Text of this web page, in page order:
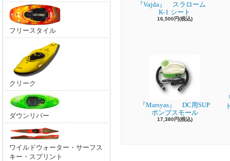
フリースタイル
クリーク
ダウンリバー
ワイルドウォーター・サーフス
キー・スプリント
『Vajda』 スラローム
K-1 シート
16,500円(税込)
『Marsyas』 DC用SUP
ポンプスモール
17,380円(税込)